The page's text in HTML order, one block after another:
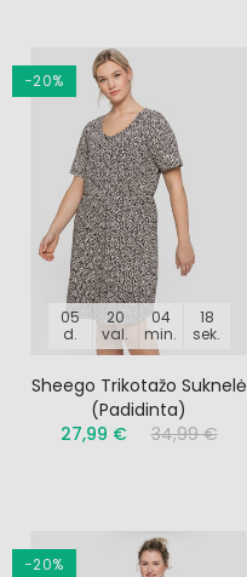
−20%
05
d.
20
val.
04
min.
17
sek.
Sheego Trikotažo Suknelė
(padidinta)
27,99 €
34,99 €
−20%